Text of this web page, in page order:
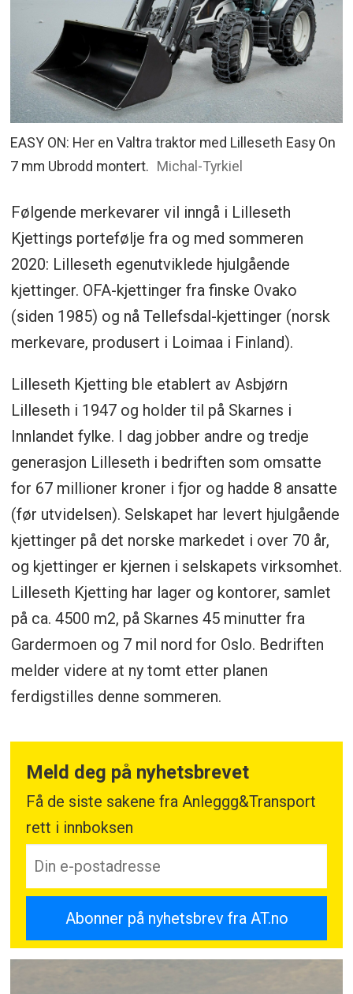
EASY ON: Her en Valtra traktor med Lilleseth Easy On
7 mm Ubrodd montert. Michal-Tyrkiel
Følgende merkevarer vil inngå i Lilleseth
Kjettings portefølje fra og med sommeren
2020: Lilleseth egenutviklede hjulgående
kjettinger. OFA-kjettinger fra finske Ovako
(siden 1985) og nå Tellefsdal-kjettinger (norsk
merkevare, produsert i Loimaa i Finland).
Lilleseth Kjetting ble etablert av Asbjørn
Lilleseth i 1947 og holder til på Skarnes i
Innlandet fylke. I dag jobber andre og tredje
generasjon Lilleseth i bedriften som omsatte
for 67 millioner kroner i fjor og hadde 8 ansatte
(før utvidelsen). Selskapet har levert hjulgående
kjettinger på det norske markedet i over 70 år,
og kjettinger er kjernen i selskapets virksomhet.
Lilleseth Kjetting har lager og kontorer, samlet
på ca. 4500 m2, på Skarnes 45 minutter fra
Gardermoen og 7 mil nord for Oslo. Bedriften
melder videre at ny tomt etter planen
ferdigstilles denne sommeren.
Meld deg på nyhetsbrevet
Få de siste sakene fra Anleggg&Transport
rett i innboksen